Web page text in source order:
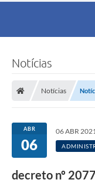
Notícias
Notícias
ABR
06
06 ABR
decreto nº